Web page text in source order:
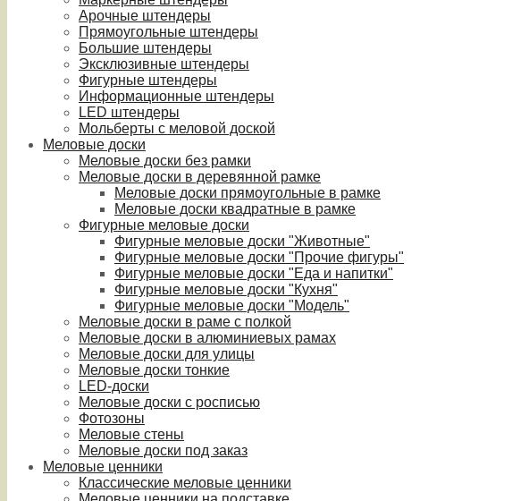
Арочные штендеры
Прямоугольные штендеры
Большие штендеры
Эксклюзивные штендеры
Фигурные штендеры
Информационные штендеры
LED штендеры
Мольберты с меловой доской
Меловые доски
Меловые доски без рамки
Меловые доски в деревянной рамке
Меловые доски прямоугольные в рамке
Меловые доски квадратные в рамке
Фигурные меловые доски
Фигурные меловые доски "Животные"
Фигурные меловые доски "Прочие фигуры"
Фигурные меловые доски "Еда и напитки"
Фигурные меловые доски "Кухня"
Фигурные меловые доски "Модель"
Меловые доски в раме с полкой
Меловые доски в алюминиевых рамах
Меловые доски для улицы
Меловые доски тонкие
LED-доски
Меловые доски с росписью
Фотозоны
Меловые стены
Меловые доски под заказ
Меловые ценники
Классические меловые ценники